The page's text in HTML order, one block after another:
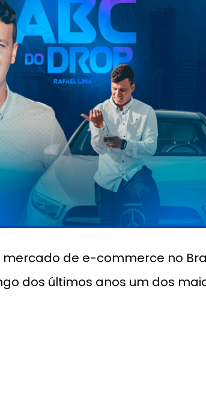
mercado de e-commerce no
dos últimos anos um dos